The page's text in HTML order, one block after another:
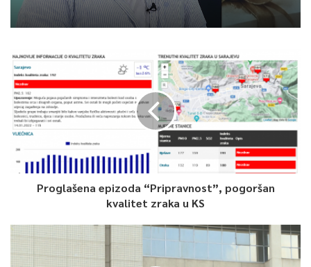
Article Rating
Proglašena epizoda “Pripravnost”, pogoršan
kvalitet zraka u KS